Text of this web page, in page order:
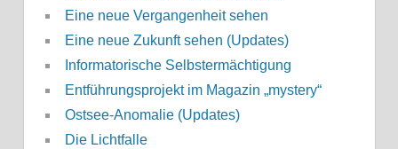
Eine neue Vergangenheit sehen
Eine neue Zukunft sehen (Updates)
Informatorische Selbstermächtigung
Entführungsprojekt im Magazin „mystery“
Ostsee-Anomalie (Updates)
Die Lichtfalle